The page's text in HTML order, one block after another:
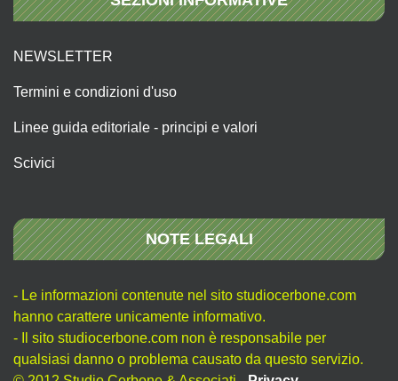
NEWSLETTER
Termini e condizioni d'uso
Linee guida editoriale - principi e valori
Scivici
NOTE LEGALI
- Le informazioni contenute nel sito studiocerbone.com
hanno carattere unicamente informativo.
- Il sito studiocerbone.com non è responsabile per
qualsiasi danno o problema causato da questo servizio.